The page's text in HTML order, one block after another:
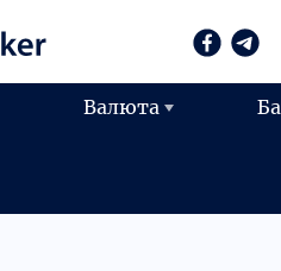
Валюта